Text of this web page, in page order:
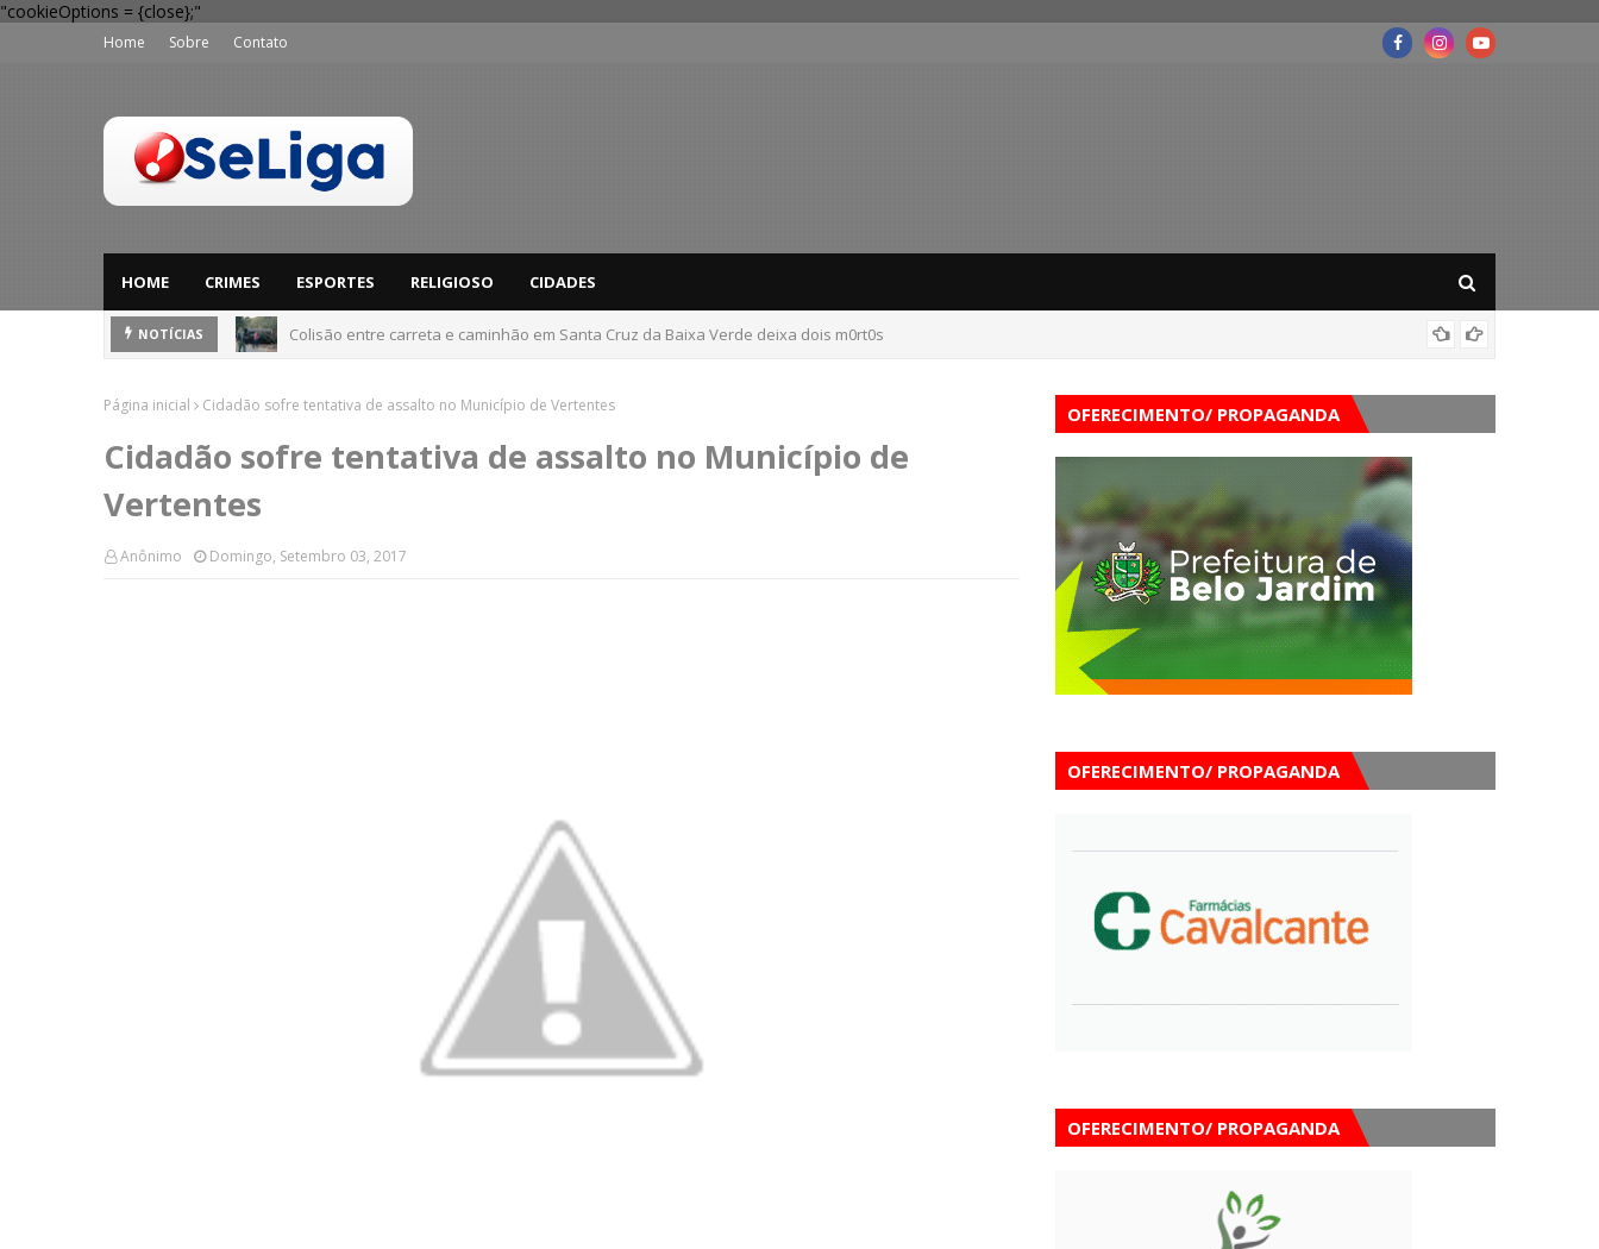
"cookieOptions = {close};"
Home Sobre Contato
HOME CRIMES ESPORTES RELIGIOSO CIDADES
NOTÍCIAS
Dia dos Pais: Procon Caruaru dá dicas para evitar problemas nas compras
Página inicial Cidadão sofre tentativa de assalto no Município de Vertentes
Cidadão sofre tentativa de assalto no Município de
Vertentes
Anônimo Domingo, Setembro 03, 2017
OFERECIMENTO/ PROPAGANDA
OFERECIMENTO/ PROPAGANDA
OFERECIMENTO/ PROPAGANDA